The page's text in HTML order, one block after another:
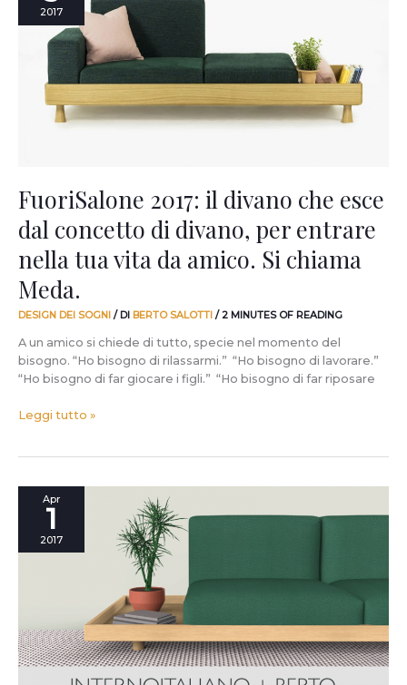
2017
FuoriSalone 2017: il divano che esce
dal concetto di divano, per entrare
nella tua vita da amico. Si chiama
Meda.
DESIGN DEI SOGNI / DI BERTO SALOTTI /2 MINUTES OF READING
A un amico si chiede di tutto, specie nel momento del
bisogno. “Ho bisogno di rilassarmi.” “Ho bisogno di lavorare.”
“Ho bisogno di far giocare i figli.” “Ho bisogno di far riposare
concetto
tua
vita
da
amico.
chiama
Meda.
Leggi tutto »
Apr
1
2017
Fuori
salone,
Week
2017: